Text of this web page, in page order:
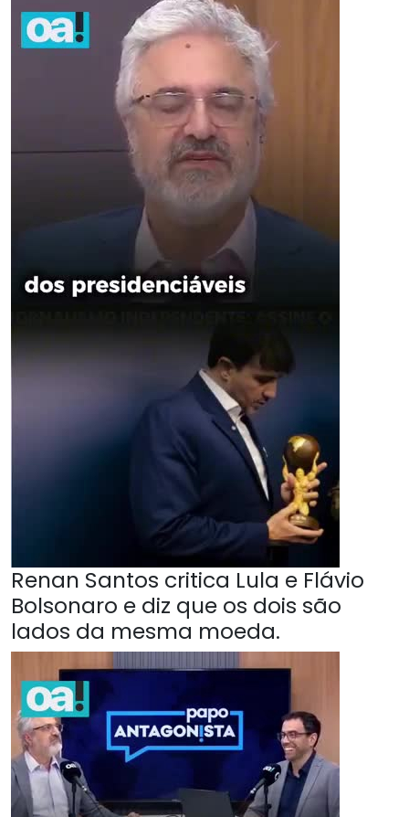
Renan Santos critica Lula e Flávio
Bolsonaro e diz que os dois são
lados da mesma moeda.